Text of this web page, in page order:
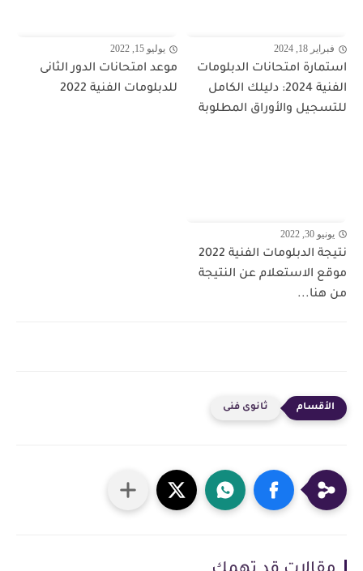
فبراير 18, 2024
استمارة امتحانات الدبلومات
الفنية 2024: دليلك الكامل
للتسجيل والأوراق المطلوبة
يوليو 15, 2022
موعد امتحانات الدور الثانى
للدبلومات الفنية 2022
يونيو 30, 2022
نتيجة الدبلومات الفنية 2022
موقع الاستعلام عن النتيجة
من هنا...
ثانوى فنى